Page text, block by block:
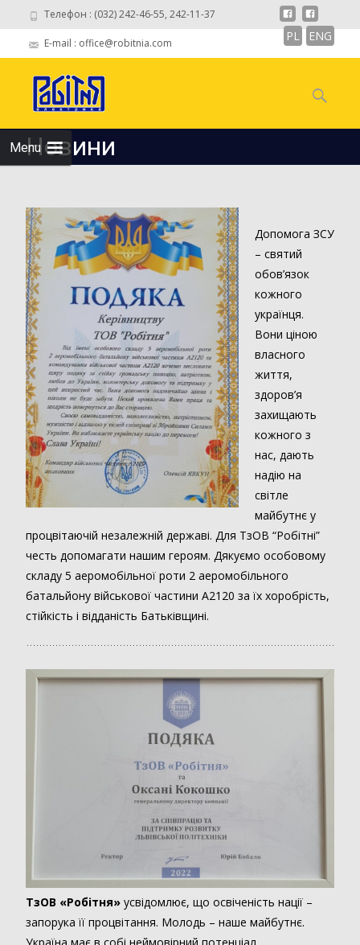
ENG
PL
Телефон : (032) 242-46-55, 242-11-37
E-mail : office@robitnia.com
Menu
content
Пошук:
Новини
Допомога ЗСУ
– святий
обов’язок
кожного
українця.
Вони ціною
власного
життя,
здоров’я
захищають
кожного з
нас, дають
надію на
світле
майбутнє у
процвітаючій незалежній державі. Для ТзОВ “Робітні”
честь допомагати нашим героям. Дякуємо особовому
складу 5 аеромобільної роти 2 аеромобільного
батальйону військової частини А2120 за їх хоробрість,
стійкість і відданість Батьківщині.
ТзОВ «Робітня» усвідомлює, що освіченість нації –
запорука її процвітання. Молодь – наше майбутнє.